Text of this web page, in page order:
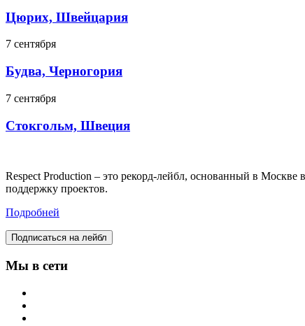
Цюрих, Швейцария
7 сентября
Будва, Черногория
7 сентября
Стокгольм, Швеция
Respect Production – это рекорд-лейбл, основанный в
поддержку проектов.
Подробней
Подписаться на лейбл
Мы в сети